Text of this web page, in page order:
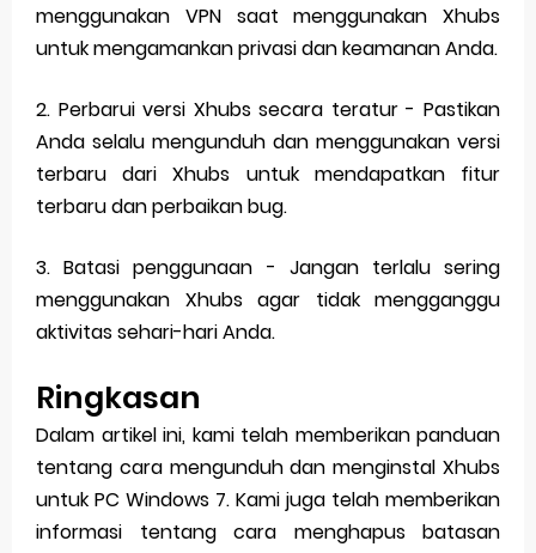
menggunakan VPN saat menggunakan Xhubs
untuk mengamankan privasi dan keamanan Anda.
2. Perbarui versi Xhubs secara teratur - Pastikan
Anda selalu mengunduh dan menggunakan versi
terbaru dari Xhubs untuk mendapatkan fitur
terbaru dan perbaikan bug.
3. Batasi penggunaan - Jangan terlalu sering
menggunakan Xhubs agar tidak mengganggu
aktivitas sehari-hari Anda.
Ringkasan
Dalam artikel ini, kami telah memberikan panduan
tentang cara mengunduh dan menginstal Xhubs
untuk PC Windows 7. Kami juga telah memberikan
informasi tentang cara menghapus batasan